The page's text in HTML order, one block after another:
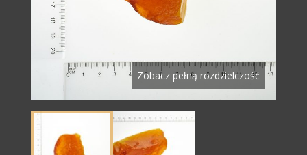
Zobacz pełną rozdzielczość